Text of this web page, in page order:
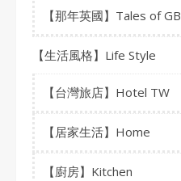
【那年英國】Tales of GB
【生活風格】Life Style
【台灣旅店】Hotel TW
【居家生活】Home
【廚房】Kitchen